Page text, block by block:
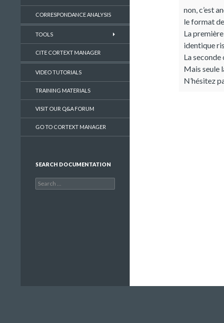
non, c’est
le format
La
identique
La
Mais seule
N’hésitez
CORRESPONDANCE ANALYSIS
TOOLS
CITE CORTEXT MANAGER
VIDEO TUTORIALS
TRAINING MATERIALS
VISIT OUR Q&A FORUM
GO TO CORTEXT MANAGER
SEARCH DOCUMENTATION
Search
for: